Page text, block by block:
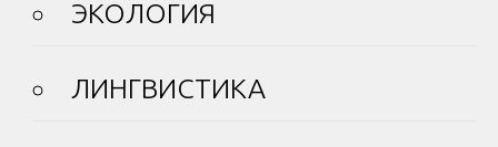
ЭКОЛОГИЯ
ЛИНГВИСТИКА